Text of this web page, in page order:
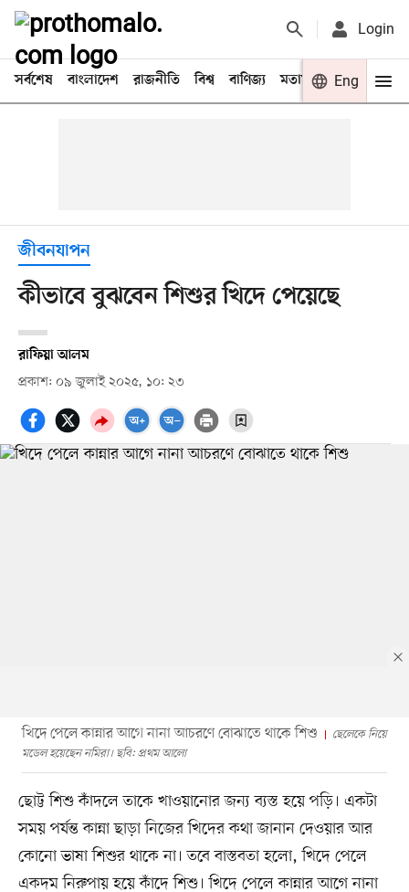
Login
সর্বশেষ বাংলাদেশ রাজনীতি বিশ্ব বাণিজ্য মতামত খেলা
Eng
জীবনযাপন
কীভাবে বুঝবেন শিশুর খিদে পেয়েছে
রাফিয়া আলম
প্রকাশ: ০৯ জুলাই ২০২৫, ১০: ২৩
খিদে পেলে কান্নার আগে নানা আচরণে বোঝাতে থাকে শিশু
ছেলেকে নিয়ে
মডেল হয়েছেন নমিরা। ছবি: প্রথম আলো
ছোট্ট শিশু কাঁদলে তাকে খাওয়ানোর জন্য ব্যস্ত হয়ে পড়ি। একটা
সময় পর্যন্ত কান্না ছাড়া নিজের খিদের কথা জানান দেওয়ার আর
কোনো ভাষা শিশুর থাকে না। তবে বাস্তবতা হলো, খিদে পেলে
একদম নিরুপায় হয়ে কাঁদে শিশু। খিদে পেলে কান্নার আগে নানা